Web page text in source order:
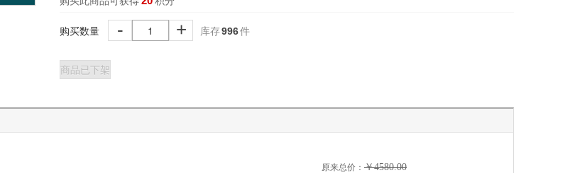
购买数量 - + 库存996件
商品已下架
原来总价： ￥4580.00